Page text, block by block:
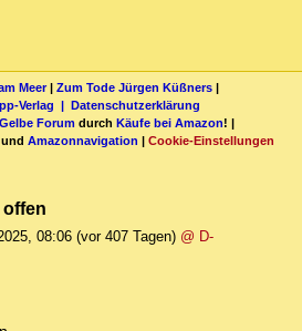
Meer| Zum Tode Jürgen Küßners |
Verlag | Datenschutzerklärung
Forum durch Käufe bei Amazon! |
und Amazonnavigation | Cookie-Einstellungen
offen
08:06 (vor 407 Tagen) @ D-